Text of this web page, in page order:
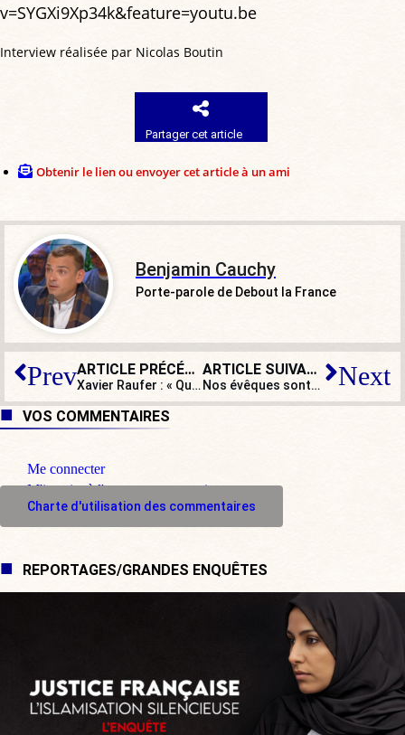
v=SYGXi9Xp34k&feature=youtu.be
Interview réalisée par Nicolas Boutin
Partager cet article
Obtenir le lien ou envoyer cet article à un ami
Benjamin Cauchy
Porte-parole de Debout la France
Prev ARTICLE PRÉCÉDENT
Xavier Raufer : « Que Grenoble soit à feu et à sang n’est pas une bouleversante nouveauté… »
ARTICLE SUIVANT
Nos évêques sont-ils encore les gardiens de la foi chrétienne ? Next
VOS COMMENTAIRES
Me connecter
M'inscrire à l'espace commentaire
Charte d'utilisation des commentaires
REPORTAGES/GRANDES ENQUÊTES